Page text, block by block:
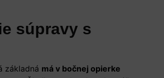
súpravy s
základná má v bočnej opierke